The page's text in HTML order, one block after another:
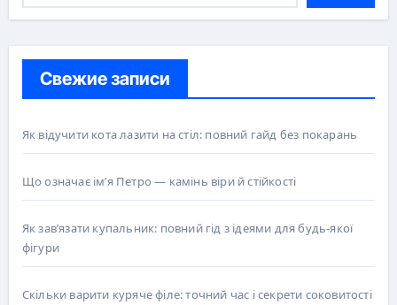
Свежие записи
Як відучити кота лазити на стіл: повний гайд без покарань
Що означає ім’я Петро — камінь віри й стійкості
Як зав’язати купальник: повний гід з ідеями для будь-якої
фігури
Скільки варити куряче філе: точний час і секрети соковитості